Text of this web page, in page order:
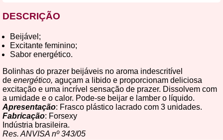
DESCRIÇÃO
Beijável;
Excitante feminino;
Sabor energético.
Bolinhas do prazer beijáveis no aroma indescritível
de energético, aguçam a libido e proporcionam deliciosa
excitação e uma incrível sensação de prazer. Dissolvem com
a umidade e o calor. Pode-se beijar e lamber o líquido.
Apresentação: Frasco plástico lacrado com 3 unidades.
Fabricação: Forsexy
Indústria brasileira.
Res. ANVISA nº 343/05